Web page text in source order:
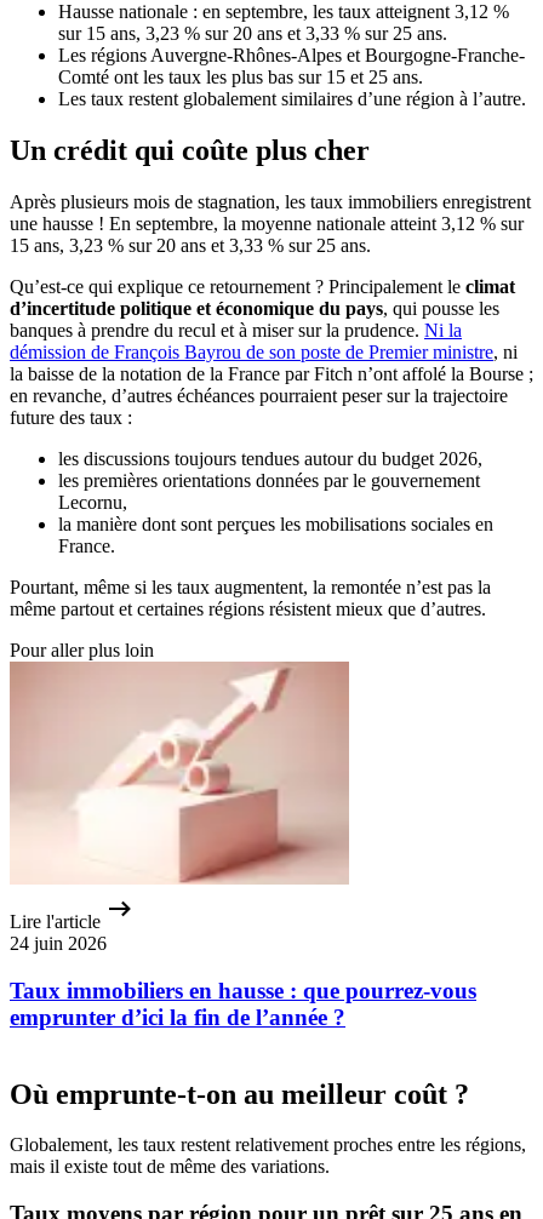
Hausse nationale : en septembre, les taux atteignent 3,12 %
sur 15 ans, 3,23 % sur 20 ans et 3,33 % sur 25 ans.
Les régions Auvergne-Rhônes-Alpes et Bourgogne-Franche-
Comté ont les taux les plus bas sur 15 et 25 ans.
Les taux restent globalement similaires d’une région à l’autre.
Un crédit qui coûte plus cher
Après plusieurs mois de stagnation, les taux immobiliers enregistrent
une hausse ! En septembre, la moyenne nationale atteint 3,12 % sur
15 ans, 3,23 % sur 20 ans et 3,33 % sur 25 ans.
Qu’est-ce qui explique ce retournement ? Principalement le climat
d’incertitude politique et économique du pays, qui pousse les
banques à prendre du recul et à miser sur la prudence. Ni la
démission de François Bayrou de son poste de Premier ministre, ni
la baisse de la notation de la France par Fitch n’ont affolé la Bourse ;
en revanche, d’autres échéances pourraient peser sur la trajectoire
future des taux :
les discussions toujours tendues autour du budget 2026,
les premières orientations données par le gouvernement
Lecornu,
la manière dont sont perçues les mobilisations sociales en
France.
Pourtant, même si les taux augmentent, la remontée n’est pas la
même partout et certaines régions résistent mieux que d’autres.
Pour aller plus loin
Lire l'article
24 juin 2026
Taux immobiliers en hausse : que pourrez-vous
emprunter d’ici la fin de l’année ?
Où emprunte-t-on au meilleur coût ?
Globalement, les taux restent relativement proches entre les régions,
mais il existe tout de même des variations.
Taux moyens par région pour un prêt sur 25 ans en